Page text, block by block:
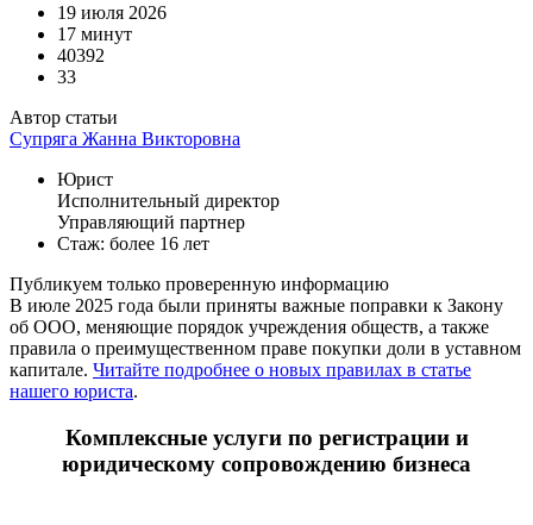
19 июля 2026
17 минут
40392
33
Автор статьи
Супряга Жанна Викторовна
Юрист
Исполнительный директор
Управляющий партнер
Стаж: более 16 лет
Публикуем только проверенную информацию
В июле 2025 года были приняты важные поправки к Закону
об ООО, меняющие порядок учреждения обществ, а также
правила о преимущественном праве покупки доли в уставном
капитале. Читайте подробнее о новых правилах в статье
нашего юриста.
Комплексные услуги по регистрации и
юридическому сопровождению бизнеса